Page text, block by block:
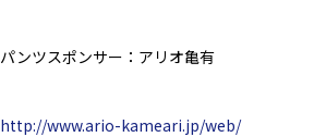
パンツスポンサー：アリオ亀有
http://www.ario-kameari.jp/web/